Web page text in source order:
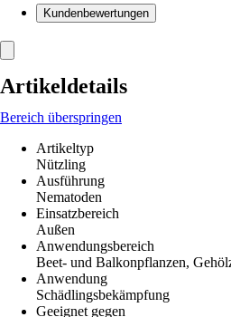
Kundenbewertungen
Artikeldetails
Bereich überspringen
Artikeltyp
Nützling
Ausführung
Nematoden
Einsatzbereich
Außen
Anwendungsbereich
Beet- und Balkonpflanzen,
Anwendung
Schädlingsbekämpfung
Geeignet gegen